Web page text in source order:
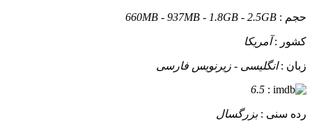
حجم : 660MB - 937MB - 1.8GB - 2.5GB
کشور :آمریکا
زبان :انگلیسی - زیرنویس فارسی
:
6.5
رده سنی :بزرگسال